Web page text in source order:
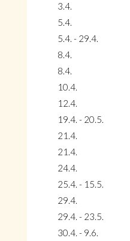
3.4.
5.4.
5.4. - 29.4.
8.4.
8.4.
10.4.
12.4.
19.4. - 20.5.
21.4.
21.4.
24.4.
25.4. - 15.5.
29.4.
29.4. - 23.5.
30.4. - 9.6.